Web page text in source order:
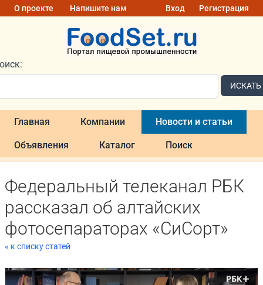
О проекте Напишите нам Вход Регистрация
ИСКАТЬ
Главная Компании Новости и статьи
Объявления Каталог Поиск
Федеральный телеканал РБК
рассказал об алтайских
фотосепараторах «СиСорт»
« к списку статей